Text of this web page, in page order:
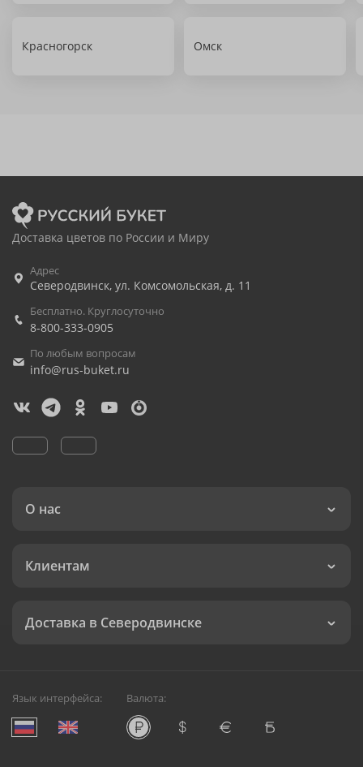
Красногорск Омск
Доставка цветов по России и Миру
Адрес
Северодвинск, ул. Комсомольская, д. 11
Бесплатно. Круглосуточно
8-800-333-0905
По любым вопросам
info@rus-buket.ru
О нас
Клиентам
Доставка в Северодвинске
Язык интерфейса: Валюта: